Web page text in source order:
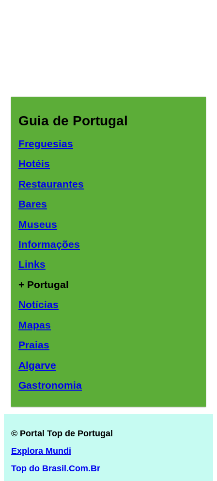
Guia de Portugal
Freguesias
Hotéis
Restaurantes
Bares
Museus
Informações
Links
+ Portugal
Notícias
Mapas
Praias
Algarve
Gastronomia
© Portal Top de Portugal
Explora Mundi
Top do Brasil.Com.Br